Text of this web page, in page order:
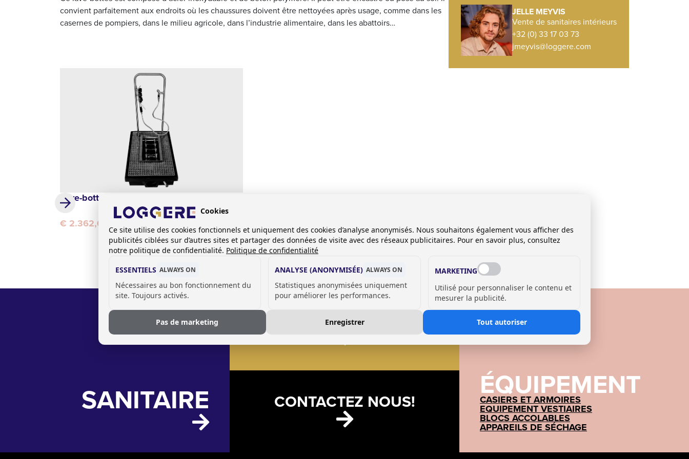
convient parfaitement aux endroits où les chaussures doivent être nettoyées après usage, comme dans les
casernes de pompiers, dans le milieu agricole, dans l’industrie alimentaire, dans les abattoirs…
JELLE MEYVIS
Vente de sanitaires intérieurs
+32 (0) 33 17 03 73
jmeyvis@loggere.com
Lave-bottes à encastrer
RI
€ 2.362,00
SANITAIRE
CABINES SANITAIRE
CONTACTEZ NOUS! ÉQUIPEMENT
CASIERS ET ARMOIRES
EQUIPEMENT VESTIAIRES
BLOCS ACCOLABLES
APPAREILS DE SÉCHAGE
Cookies
Ce site utilise des cookies fonctionnels et uniquement des cookies d’analyse anonymisés. Nous souhaitons également vous afficher des
publicités ciblées sur d’autres sites et partager des données de visite avec des réseaux publicitaires. Pour en savoir plus, consultez
notre politique de confidentialité. Politique de confidentialité
ESSENTIELS ALWAYS ON
Nécessaires au bon fonctionnement du
site. Toujours activés.
ANALYSE (ANONYMISÉE) ALWAYS ON
Statistiques anonymisées uniquement
pour améliorer les performances.
MARKETING
Utilisé pour personnaliser le contenu et
mesurer la publicité.
Pas de marketing Enregistrer Tout autoriser